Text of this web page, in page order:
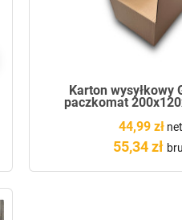
Karton wysyłkowy
paczkomat
44,99 zł
55,34 zł